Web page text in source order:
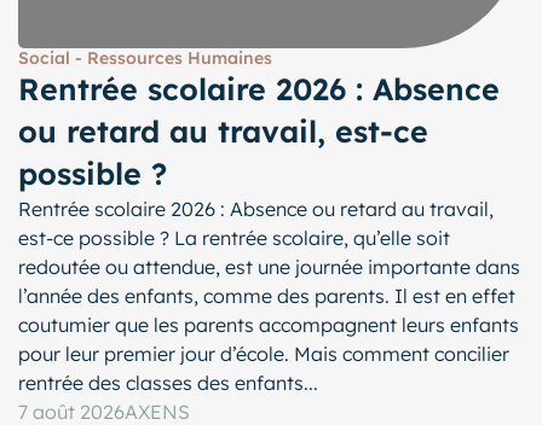
Social - Ressources Humaines
Rentrée scolaire 2026 : Absence
ou retard au travail, est-ce
possible ?
Rentrée scolaire 2026 : Absence ou retard au travail,
est-ce possible ? La rentrée scolaire, qu’elle soit
redoutée ou attendue, est une journée importante dans
l’année des enfants, comme des parents. Il est en effet
coutumier que les parents accompagnent leurs enfants
pour leur premier jour d’école. Mais comment concilier
rentrée des classes des enfants...
7 août 2026AXENS